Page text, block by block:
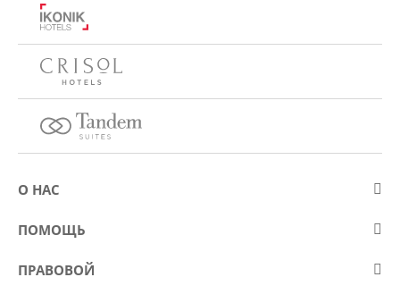
О НАС
О компании Eurostars Hotel Company
Kонкурсы
ПОМОЩЬ
Контакт
ПРАВОВОЙ